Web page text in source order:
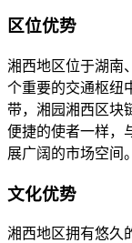
区位优势
湘西地区位于湖南
个重要的交通枢纽
带，湘园湘西区块
便捷的使者一样，
展广阔的市场空间。
文化优势
湘西地区拥有悠久